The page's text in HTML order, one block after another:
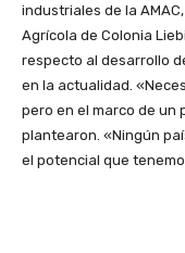
industriales de la
Agrícola de Colonia
respecto al desarrollo
en la actualidad.
pero en el marco de un
plantearon. «Ningún
el potencial que